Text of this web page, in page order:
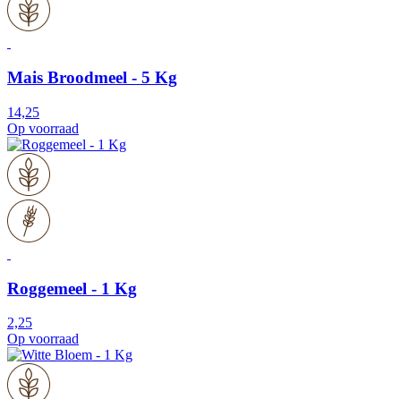
Mais Broodmeel - 5 Kg
14,25
Op voorraad
Roggemeel - 1 Kg
2,25
Op voorraad